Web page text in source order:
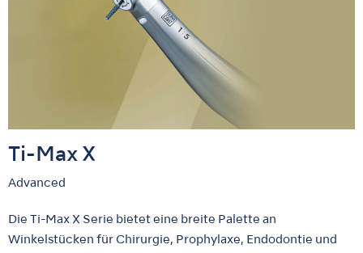
Ti-Max X
Advanced
Die Ti-Max X Serie bietet eine breite Palette an
Winkelstücken für Chirurgie, Prophylaxe, Endodontie und